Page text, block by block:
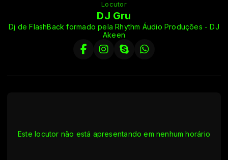
Locutor
DJ Gru
Dj de FlashBack formado pela Rhythm Áudio Produções - DJ
Akeen
Este locutor não está apresentando em nenhum horário